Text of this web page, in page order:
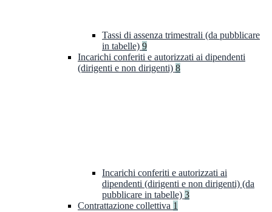
Tassi di assenza trimestrali (da pubblicare
in tabelle) 9
Incarichi conferiti e autorizzati ai dipendenti
(dirigenti e non dirigenti) 8
Incarichi conferiti e autorizzati ai
dipendenti (dirigenti e non dirigenti) (da
pubblicare in tabelle) 3
Contrattazione collettiva 1